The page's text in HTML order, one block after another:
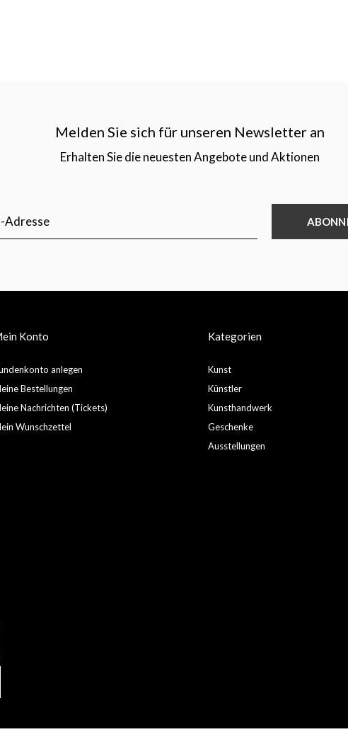
Melden Sie sich für unseren Newsletter an
Erhalten Sie die neuesten Angebote und Aktionen
Konto
anlegen
Bestellungen
Nachrichten (Tickets)
Wunschzettel
Kategorien
Kunst
Künstler
Kunsthandwerk
Geschenke
Ausstellungen